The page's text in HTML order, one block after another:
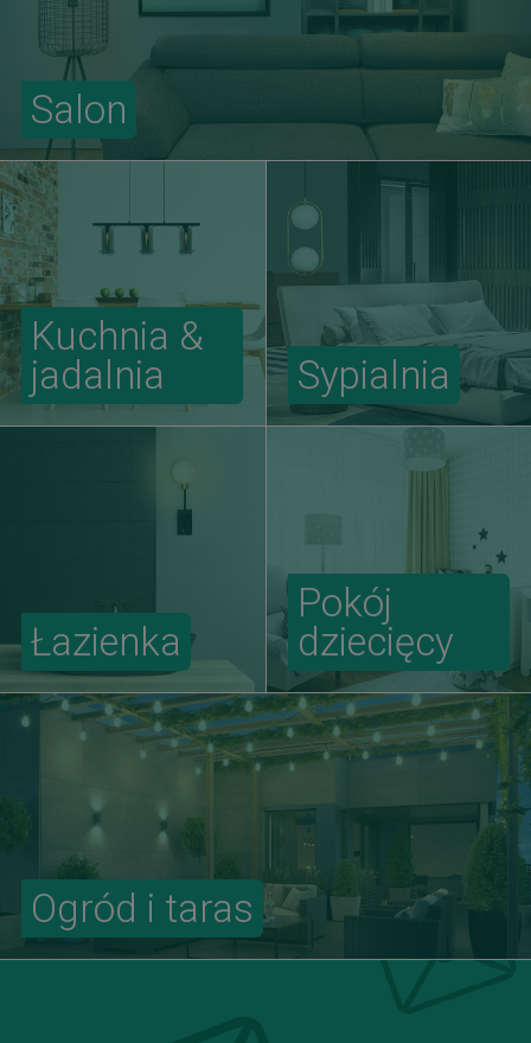
Salon
Kuchnia &
jadalnia
Sypialnia
Ogród i taras
Łazienka
Pokój
dziecięcy